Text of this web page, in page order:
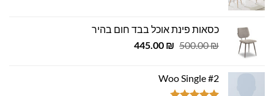
500.00 ₪.
449.00 ₪.
כסאות פינת אוכל בבד חום בהיר
500.00₪
המחיר
500.00 ₪.
445.00 ₪
המחיר
Woo Single #2